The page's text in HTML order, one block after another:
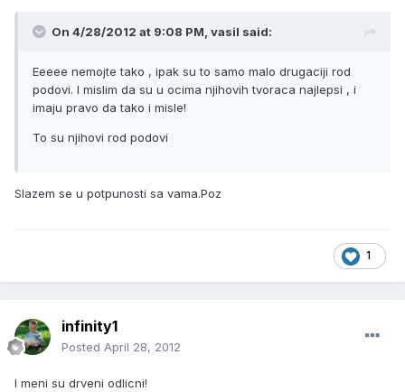
On 4/28/2012 at 9:08 PM, vasil said:
Eeeee nemojte tako , ipak su to samo malo drugaciji rod
podovi. I mislim da su u ocima njihovih tvoraca najlepsi , i
imaju pravo da tako i misle!
To su njihovi rod podovi
Slazem se u potpunosti sa vama.Poz
1
infinity1
Posted April 28, 2012
I meni su drveni odlicni!